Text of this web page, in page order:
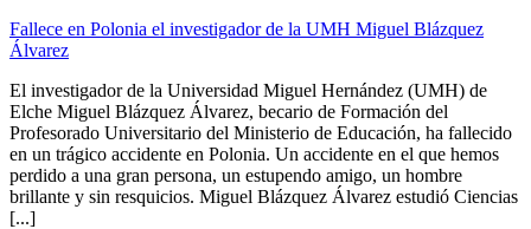
Fallece en Polonia el investigador de la UMH Miguel Blázquez
Álvarez
El investigador de la Universidad Miguel Hernández (UMH) de
Elche Miguel Blázquez Álvarez, becario de Formación del
Profesorado Universitario del Ministerio de Educación, ha fallecido
en un trágico accidente en Polonia. Un accidente en el que hemos
perdido a una gran persona, un estupendo amigo, un hombre
brillante y sin resquicios. Miguel Blázquez Álvarez estudió Ciencias
[...]